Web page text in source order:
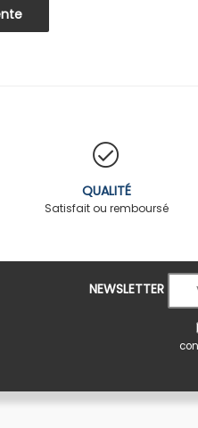
QUALITÉ
Satisfait ou remboursé
NEWSLETTER